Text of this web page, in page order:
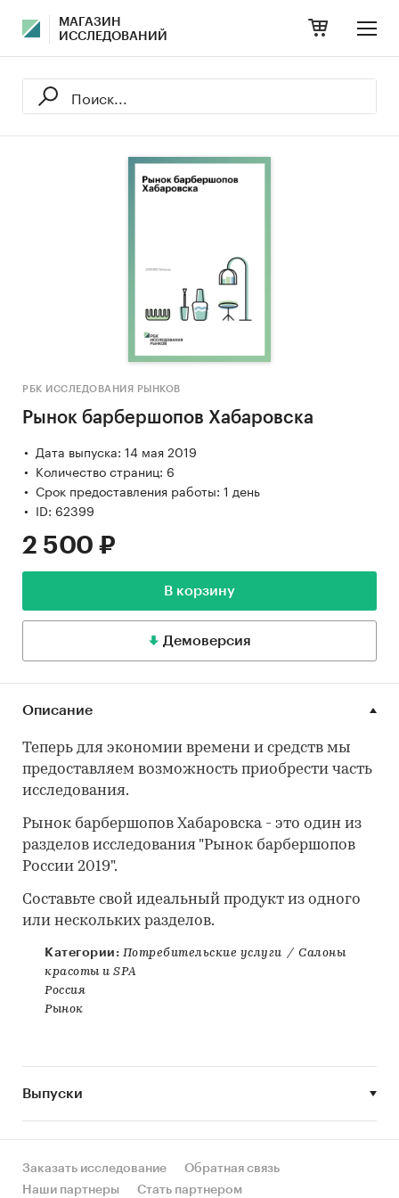
МАГАЗИН
ИССЛЕДОВАНИЙ
РБК ИССЛЕДОВАНИЯ РЫНКОВ
Рынок барбершопов Хабаровска
Дата выпуска: 14 мая 2019
Количество страниц: 6
Срок предоставления работы: 1 день
ID: 62399
2 500 ₽
В корзину
Демоверсия
Описание
Теперь для экономии времени и средств мы
предоставляем возможность приобрести часть
исследования.
Рынок барбершопов Хабаровска - это один из
разделов исследования "Рынок барбершопов
России 2019".
Составьте свой идеальный продукт из одного
или нескольких разделов.
Категории: Потребительские услуги / Салоны
красоты и SPA
Россия
Рынок
Выпуски
Заказать исследование
Обратная связь
Наши партнеры
Стать партнером